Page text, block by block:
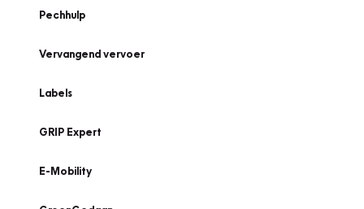
Pechhulp
Vervangend vervoer
Labels
GRIP Expert
E-Mobility